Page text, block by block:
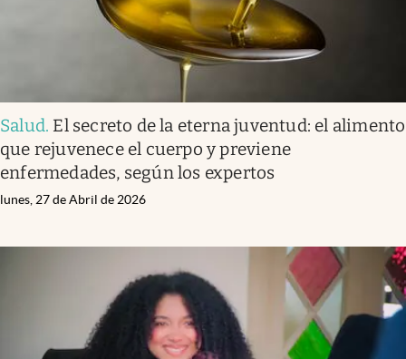
Mediakit
abre en nueva pestaña
Argentina
Salud. El secreto de la eterna juventud: el alimento
que rejuvenece el cuerpo y previene
enfermedades, según los expertos
lunes, 27 de Abril de 2026